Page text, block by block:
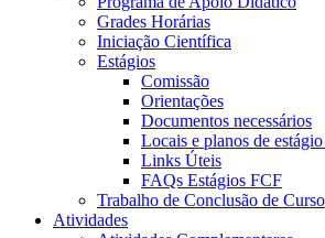
Grades Horárias
Iniciação Científica
Estágios
Comissão
Orientações
Documentos necessários
Locais e planos de
Links Úteis
FAQs Estágios FCF
Trabalho de Conclusão de Curso
Atividades